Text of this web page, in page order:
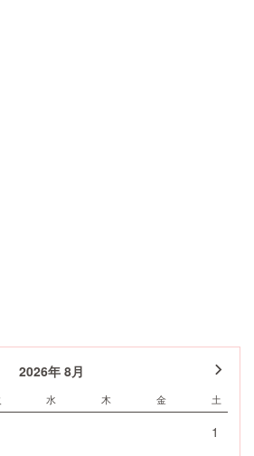
2026年 8月
水 木 金 土
1